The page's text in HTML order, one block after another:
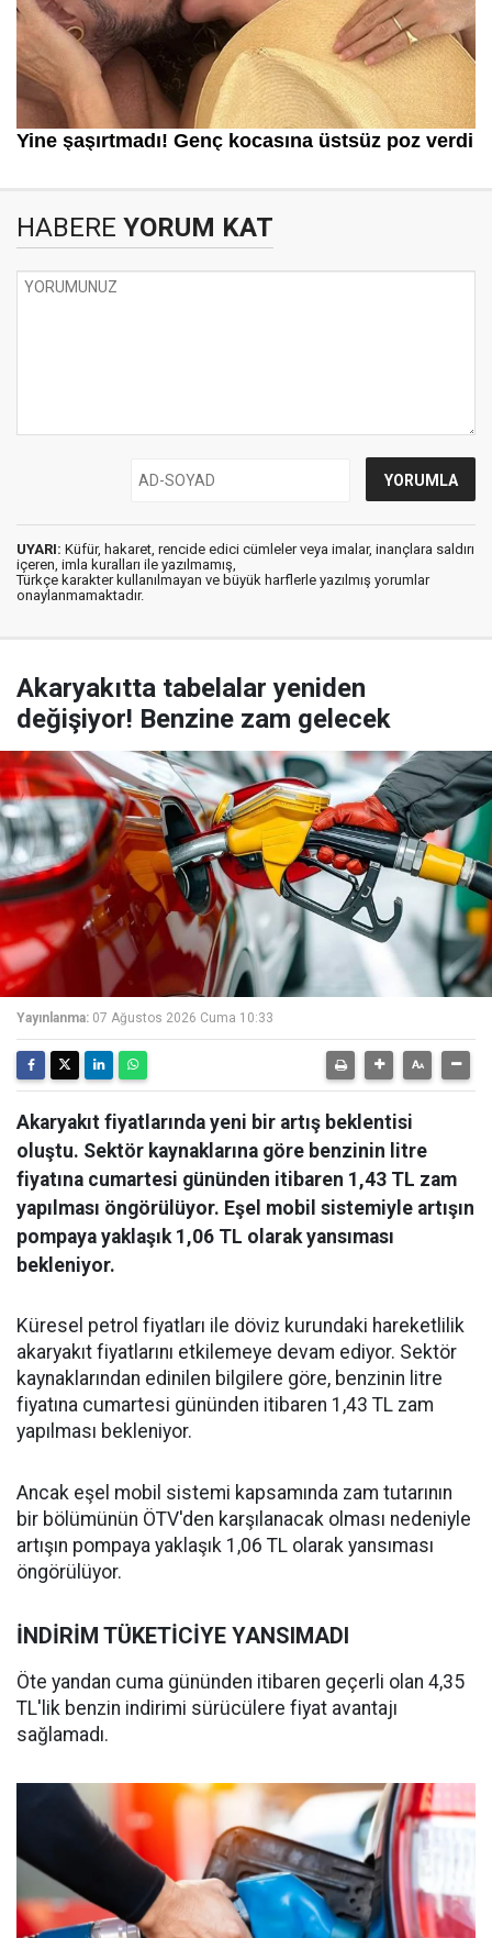
HABERE YORUM KAT
UYARI: Küfür, hakaret, rencide edici cümleler veya imalar, inançlara saldırı
içeren, imla kuralları ile yazılmamış,
Türkçe karakter kullanılmayan ve büyük harflerle yazılmış yorumlar
onaylanmamaktadır.
Akaryakıtta tabelalar yeniden
değişiyor! Benzine zam gelecek
Yayınlanma: 07 Ağustos 2026 Cuma 10:33
Akaryakıt fiyatlarında yeni bir artış beklentisi
oluştu. Sektör kaynaklarına göre benzinin litre
fiyatına cumartesi gününden itibaren 1,43 TL zam
yapılması öngörülüyor. Eşel mobil sistemiyle artışın
pompaya yaklaşık 1,06 TL olarak yansıması
bekleniyor.
Küresel petrol fiyatları ile döviz kurundaki hareketlilik
akaryakıt fiyatlarını etkilemeye devam ediyor. Sektör
kaynaklarından edinilen bilgilere göre, benzinin litre
fiyatına cumartesi gününden itibaren 1,43 TL zam
yapılması bekleniyor.
Ancak eşel mobil sistemi kapsamında zam tutarının
bir bölümünün ÖTV'den karşılanacak olması nedeniyle
artışın pompaya yaklaşık 1,06 TL olarak yansıması
öngörülüyor.
İNDİRİM TÜKETİCİYE YANSIMADI
Öte yandan cuma gününden itibaren geçerli olan 4,35
TL'lik benzin indirimi sürücülere fiyat avantajı
sağlamadı.